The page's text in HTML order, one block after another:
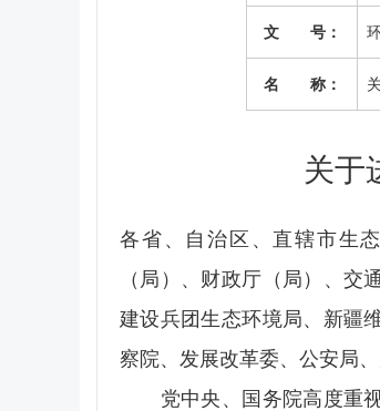
文 号：
名 称：
关于
各省、自治区、直辖市生
（局）、财政厅（局）、
建设兵团生态环境局、新疆
察院、发展改革委、公安局
党中央、国务院高度重视